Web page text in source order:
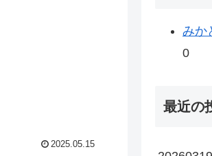
2025.05.15
みか
0
最近の